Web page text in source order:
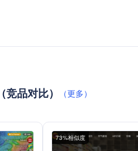
品对比） （更多）
73%相似度